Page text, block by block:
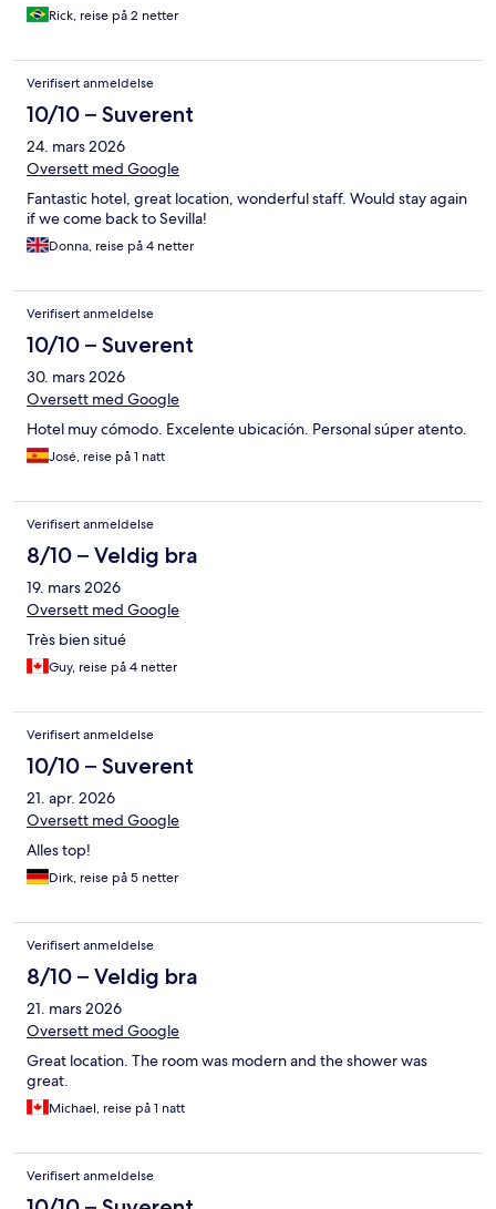
Rick, reise på 2 netter
Verifisert anmeldelse
10/10 – Suverent
24. mars 2026
Oversett med Google
Fantastic hotel, great location, wonderful staff. Would stay again
if we come back to Sevilla!
Donna, reise på 4 netter
Verifisert anmeldelse
10/10 – Suverent
30. mars 2026
Oversett med Google
Hotel muy cómodo. Excelente ubicación. Personal súper atento.
José, reise på 1 natt
Verifisert anmeldelse
8/10 – Veldig bra
19. mars 2026
Oversett med Google
Très bien situé
Guy, reise på 4 netter
Verifisert anmeldelse
10/10 – Suverent
21. apr. 2026
Oversett med Google
Alles top!
Dirk, reise på 5 netter
Verifisert anmeldelse
8/10 – Veldig bra
21. mars 2026
Oversett med Google
Great location. The room was modern and the shower was
great.
Michael, reise på 1 natt
Verifisert anmeldelse